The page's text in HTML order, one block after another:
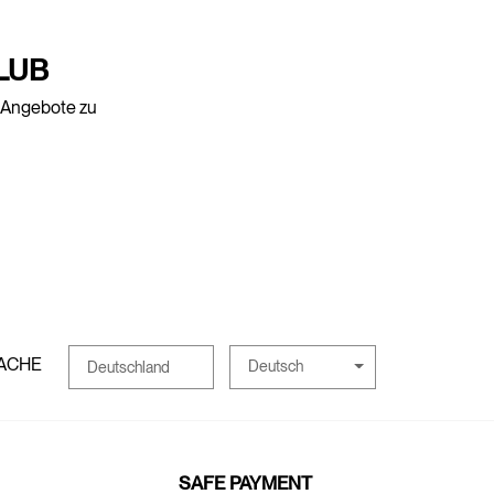
zu
Deutschland Deutsch
SAFE PAYMENT